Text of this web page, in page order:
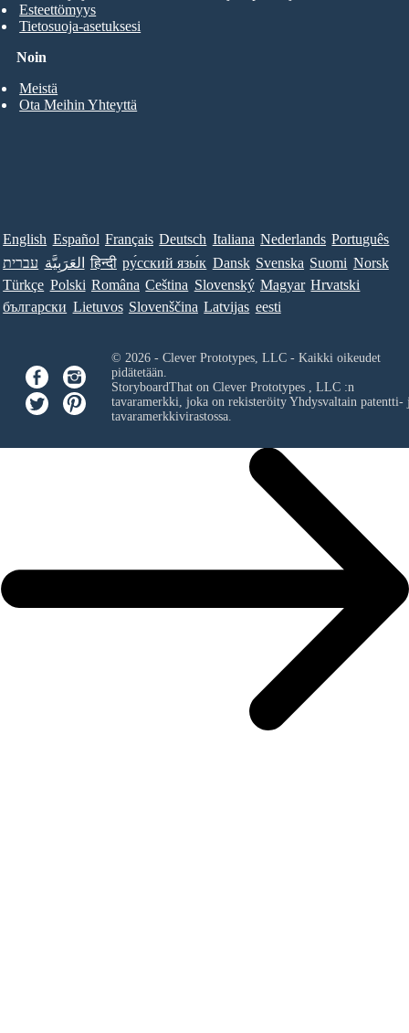
Noin
Meistä
Ota Meihin Yhteyttä
Esteettömyys
Tietosuoja-asetuksesi
English Español Français Deutsch Italiana Nederlands Português
עברית العَرَبِيَّة हिन्दी ру́сский язы́к Dansk Svenska Suomi Norsk
Türkçe Polski Româna Ceština Slovenský Magyar Hrvatski
български Lietuvos Slovenščina Latvijas eesti
© 2026 - Clever Prototypes, LLC - Kaikki oikeudet
pidätetään.
StoryboardThat on Clever Prototypes , LLC:n
tavaramerkki, joka on rekisteröity Yhdysvaltain patentti-
tavaramerkkivirastossa.